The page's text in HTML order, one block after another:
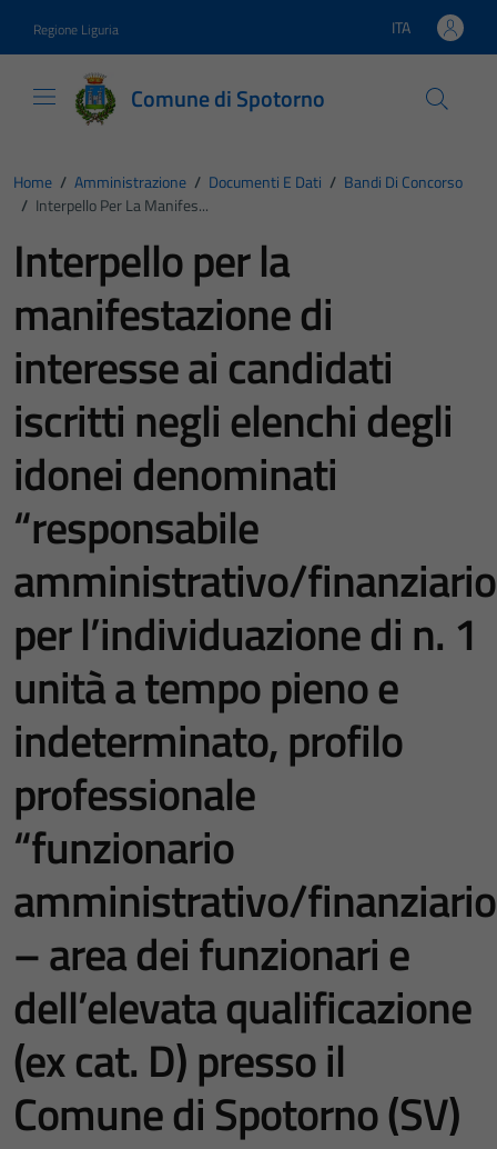
Regione Liguria Lingua attiva:
ITA
Comune di Spotorno
Home / Amministrazione / Documenti E Dati / Bandi Di Concorso
/ Interpello Per La Manifes...
Interpello per la
manifestazione di
interesse ai candidati
iscritti negli elenchi degli
idonei denominati
“responsabile
amministrativo/
per l’individuazione di n. 1
unità a tempo pieno e
indeterminato, profilo
professionale
“funzionario
amministrativo/
– area dei funzionari e
dell’elevata qualificazione
(ex cat. D) presso il
Comune di Spotorno (SV)